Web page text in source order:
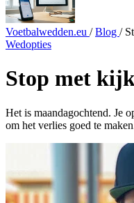
Voetbalwedden.eu / Blog /
Wedopties
Stop met
Het is maandagochtend. Je
om het verlies goed te